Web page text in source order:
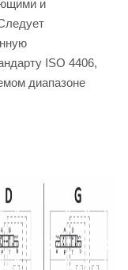
и
ISO 4406,
диапазоне